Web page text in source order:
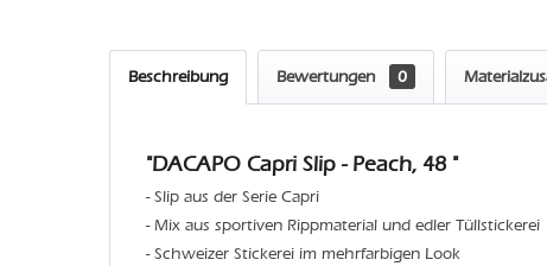
Beschreibung Bewertungen 0
"DACAPO Capri Slip - Peach, 48 "
- Slip aus der Serie Capri
- Mix aus sportiven Rippmaterial und edler Tüllstickerei
- Schweizer Stickerei im mehrfarbigen Look